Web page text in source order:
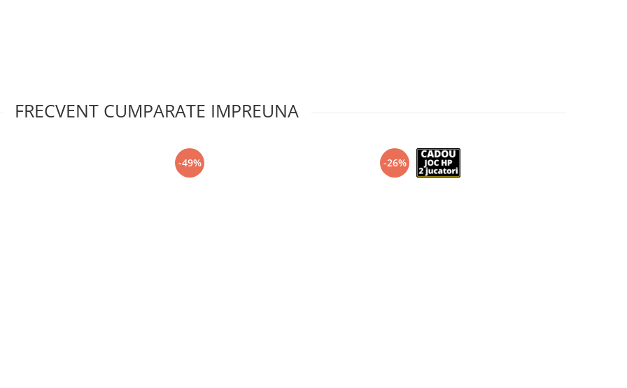
FRECVENT CUMPARATE IMPREUNA
-49% -26%